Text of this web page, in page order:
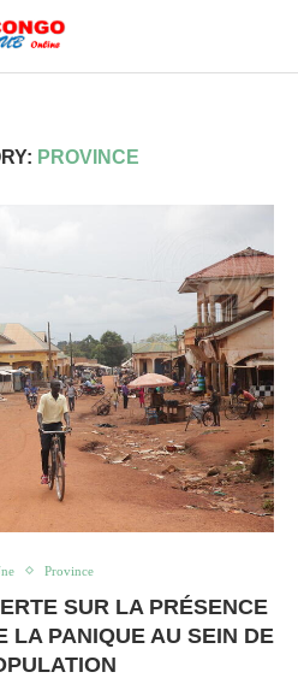
PROVINCE
Province
SUR LA PRÉSENCE
LA PANIQUE AU SEIN DE